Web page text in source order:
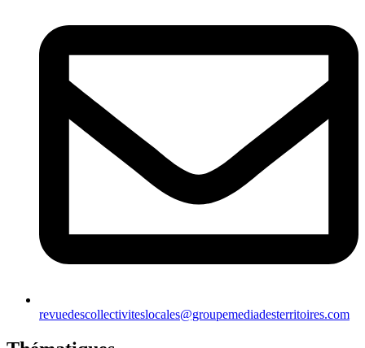
revuedescollectiviteslocales@groupemediadesterritoires.com